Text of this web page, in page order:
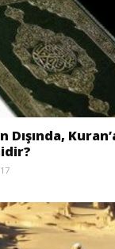
Dışında,